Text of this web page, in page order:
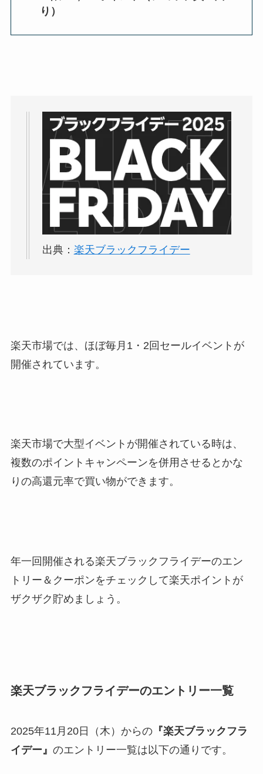
り）
出典： 楽天ブラックフライデー
楽天市場では、ほぼ毎月1・2回セールイベントが
開催されています。
楽天市場で大型イベントが開催されている時は、
複数のポイントキャンペーンを併用させるとかな
りの高還元率で買い物ができます。
年一回開催される楽天ブラックフライデーのエン
トリー＆クーポンをチェックして楽天ポイントが
ザクザク貯めましょう。
楽天ブラックフライデーのエントリー一覧
2025年11月20日（木）からの『楽天ブラックフラ
イデー』 のエントリー一覧は以下の通りです。